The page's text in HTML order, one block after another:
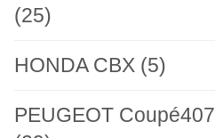
(25)
HONDA CBX (5)
PEUGEOT Coupé407